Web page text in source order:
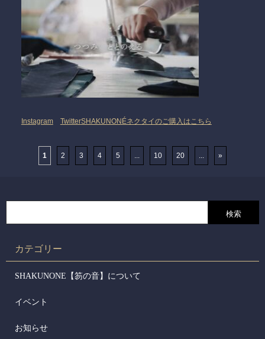
Instagram TwitterSHAKUNONÉネクタイのご購入はこちら
1 2 3 4 5 ... 10 20 ... »
カテゴリー
SHAKUNONE【笏の音】について
イベント
お知らせ